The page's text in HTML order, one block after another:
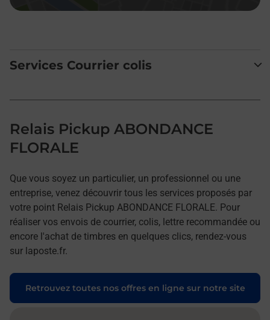
Services Courrier colis
Relais Pickup ABONDANCE
FLORALE
Que vous soyez un particulier, un professionnel ou une
entreprise, venez découvrir tous les services proposés par
votre point Relais Pickup ABONDANCE FLORALE. Pour
réaliser vos envois de courrier, colis, lettre recommandée ou
encore l'achat de timbres en quelques clics, rendez-vous
sur laposte.fr.
Retrouvez toutes nos offres en ligne sur notre site